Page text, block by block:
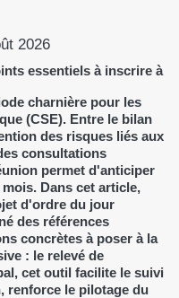
2026
essentiels à inscrire à
charnière pour les
(CSE). Entre le bilan
des risques liés aux
consultations
permet d'anticiper
Dans cet article,
d'ordre du jour
des références
concrètes à poser à la
: le relevé de
cet outil facilite le suivi
renforce le pilotage du